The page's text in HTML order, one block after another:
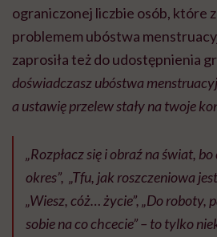
ograniczonej liczbie osób, które
problemem ubóstwa
zaprosiła też do udostępnienia
doświadczasz ubóstwa
a ustawię przelew stały na twoje
„Rozpłacz się i obraź na świat,
okres”, „Tfu, jak roszczeniowa
„Wiesz, cóż… życie”, „Do roboty,
sobie na co chcecie” – to tylko